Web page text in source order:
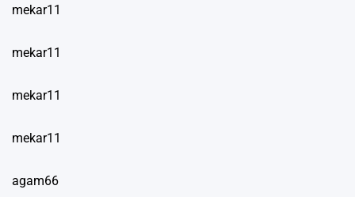
mekar11
mekar11
mekar11
mekar11
agam66